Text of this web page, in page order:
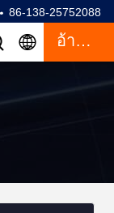
86-138-25752088
อ้างอิง